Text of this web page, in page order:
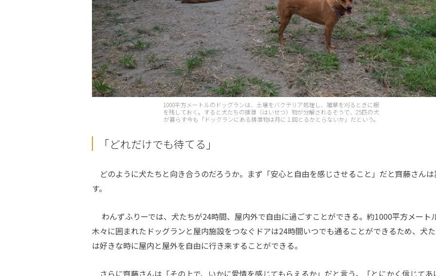
1000平方メートルのドッグランは、土壌をバクテリア処理し、雑草を刈るときに根
を残しておく。すると犬たちの排泄（はいせつ）物が分解されるそうで、25匹の犬
が暮らす今も「ドッグランにある排泄物は月に１回とるかとらないか」だという。
「どれだけでも待てる」
どのように犬たちと向き合うのだろうか。まず「安心と自由を感じさせること」だと齊藤さんは
す。
わんずふりーでは、犬たちが24時間、屋内外で自由に過ごすことができる。約1000平方メート
木々に囲まれたドッグランと屋内施設をつなぐドアは24時間いつでも通ることができるため、犬
は好きな時に屋内と屋外を自由に行き来することができる。
さらに齊藤さんは「その上で、いかに愛情を感じてもらえるか」だと言う。「とにかく信じてあ